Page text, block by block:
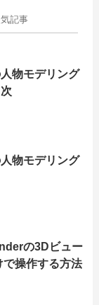
気記事
物モデリング
物モデリング
の3Dビュー
操作する方法